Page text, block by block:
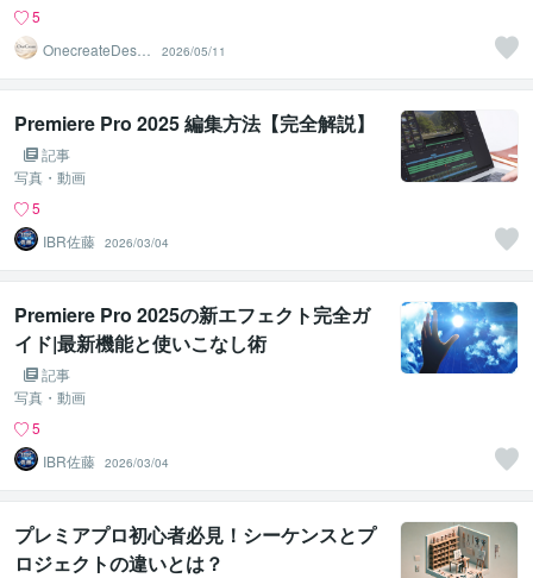
5
OnecreateDesig
2026/05/11
Premiere Pro 2025 編集方法【完全解説】
記事
写真・動画
5
IBR佐藤 2026/03/04
Premiere Pro 2025の新エフェクト完全ガ
イド|最新機能と使いこなし術
記事
写真・動画
5
IBR佐藤 2026/03/04
プレミアプロ初心者必見！シーケンスとプ
ロジェクトの違いとは？